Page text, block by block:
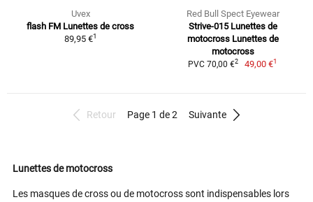
Uvex
flash FM Lunettes de cross
89,95 €1
Red Bull Spect Eyewear
Strive-015 Lunettes de
motocross Lunettes de
motocross
PVC 70,00 €2 49,00 €1
Retour Page 1 de 2 Suivante
Lunettes de motocross
Les masques de cross ou de motocross sont indispensables lors